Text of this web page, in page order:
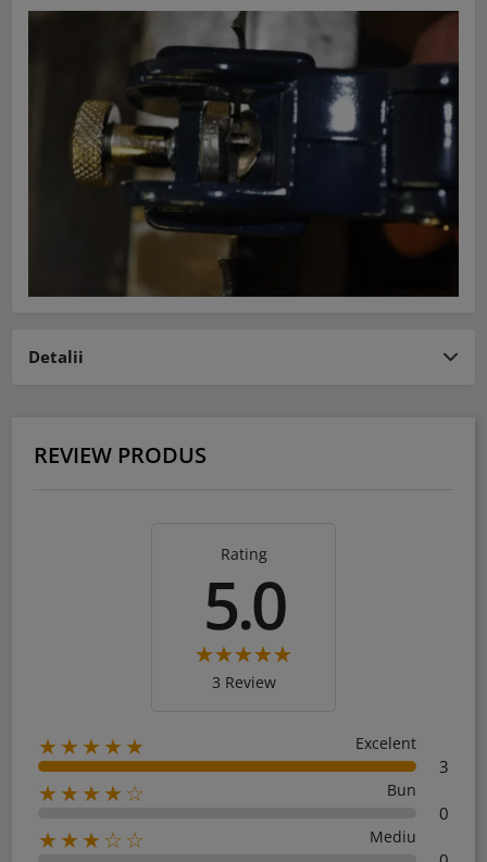
Detalii
REVIEW PRODUS
Rating
5.0
3 Review
★★★★★ Excelent
3
★★★★☆ Bun
0
★★★☆☆ Mediu